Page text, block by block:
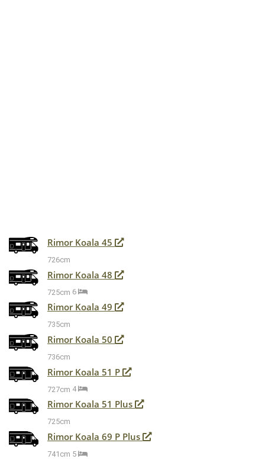
Rimor Koala 45
726cm
Rimor Koala 48
725cm 6
Rimor Koala 49
735cm
Rimor Koala 50
736cm
Rimor Koala 51 P
727cm 4
Rimor Koala 51 Plus
725cm
Rimor Koala 69 P Plus
741cm 5